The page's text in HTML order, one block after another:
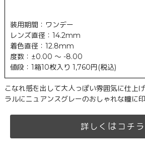
装用期間：ワンデー
レンズ直径：14.2mm
着色直径：12.8mm
度数：±0.00 ～ -8.00
値段：1箱10枚入り 1,760円(税込)
こなれ感を出して大人っぽい雰囲気に仕上
ラルにニュアンスグレーのおしゃれな瞳に
詳しく は コチラ